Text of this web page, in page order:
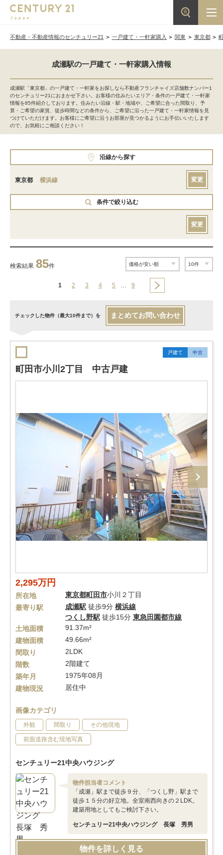
不動産・不動産情報のセンチュリー21 一戸建て・一軒家購入 関東 東京都
成瀬駅の一戸建て・一軒家購入情報
成瀬駅「東京都」の一戸建て・一軒家をお探しなら不動産フランチャイズ店舗数ナンバー1
のセンチュリー21におまかせ下さい。お客様の住みたいエリア・条件の一戸建て・一軒家
情報を85件紹介しております。住みたい沿線・駅・地域や、ご希望に合った間取り、予
算・ご希望の家賃、徒歩時間などの条件から、ご希望に沿った一戸建て・一軒家情報を見
つけていただけます。お客様にご希望に沿うお部屋が見つかるようにお手伝いいたします
ので、お気軽にご相談ください！
沿線から探す
東京都 横浜線 変更
条件で絞り込む
変更
検索結果 85件
1 2 3 4 5 … 9
チェックした物件（最大10件まで）を まとめてお問い合わせ
戸建て 中古
町田市小川2丁目 中古戸建
2,295万円
所在地 東京都町田市小川２丁目
最寄り駅
成瀬駅 徒歩9分 横浜線
つくし野駅 徒歩15分 東急田園都市線
土地面積
91.37m²
建物面積
49.66m²
間取り
2LDK
階数
2階建て
築年月
1975年08月
建物現況
居住中
画像カテゴリ
外観 間取り その他現地
前面道路含む現地写真
センチュリー21中央ハウジング
物件担当者コメント
「成瀬」駅まで徒歩９分、「つくし野」駅まで
徒歩１５分の好立地。全室南西向きの２LDK。
建築用地としてもご検討下さい。
センチュリー21中央ハウジング 長塚 秀男
物件を詳しく見る